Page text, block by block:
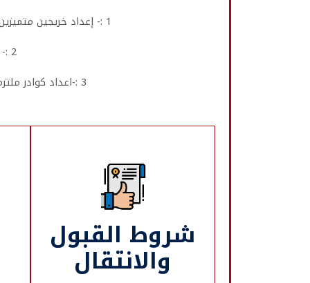
1 :- إعداد خريجين متميزين ،لممارسة كافة المهن القانونية والقضائية، قادرين علي تكييف القضايا واستنباط الاحكام منها.
2 :- الاسهام في دعم وتطوير عمليات البحث العلمي في مجال القانون والقضاء .
3 :-اعداد كوادر ملتزمة بأخلاقيات المهنة ، قادرة عن الدفاع علي الحقوق والحريات ، والتصدي للجرائم الالكترونية .
شروط القبول
والانتقال